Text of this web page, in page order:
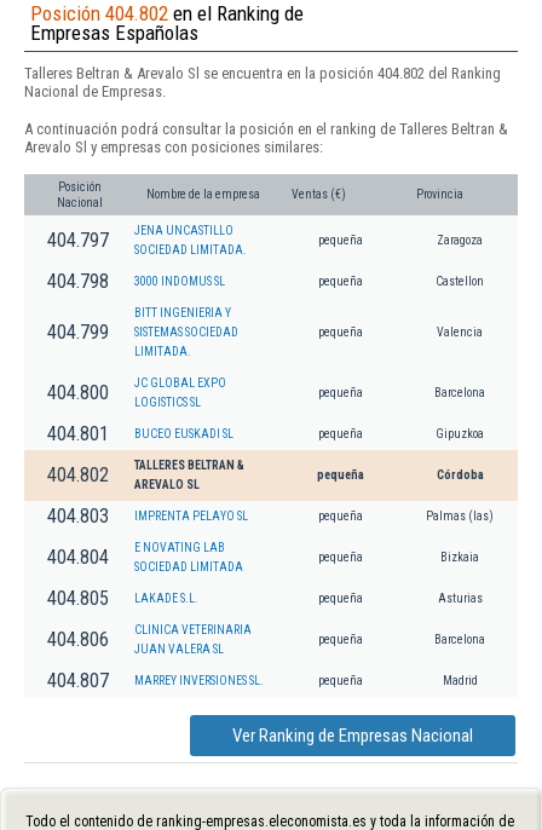
Posición 404.802 en el Ranking de
Empresas Españolas
Talleres Beltran & Arevalo Sl se encuentra en la posición 404.802 del Ranking
Nacional de Empresas.
A continuación podrá consultar la posición en el ranking de Talleres Beltran &
Arevalo Sl y empresas con posiciones similares:
Posición
Nacional
Nombre de la empresa Ventas (€) Provincia
404.797
JENA UNCASTILLO
SOCIEDAD LIMITADA.
pequeña Zaragoza
404.798 3000 INDOMUS SL pequeña Castellon
404.799
BITT INGENIERIA Y
SISTEMAS SOCIEDAD
LIMITADA.
pequeña Valencia
404.800
JC GLOBAL EXPO
LOGISTICS SL
pequeña Barcelona
404.801 BUCEO EUSKADI SL pequeña Gipuzkoa
404.802
TALLERES BELTRAN &
AREVALO SL
pequeña Córdoba
404.803 IMPRENTA PELAYO SL pequeña Palmas (las)
404.804
E NOVATING LAB
SOCIEDAD LIMITADA
pequeña Bizkaia
404.805 LAKADE S.L. pequeña Asturias
404.806
CLINICA VETERINARIA
JUAN VALERA SL
pequeña Barcelona
404.807 MARREY INVERSIONES SL. pequeña Madrid
Ver Ranking de Empresas Nacional
Todo el contenido de ranking-empresas.eleconomista.es y toda la información de